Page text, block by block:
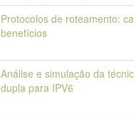
Protocolos de roteamento:
benefícios
Análise e simulação da
dupla para IPV6